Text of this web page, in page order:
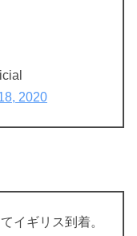
2020
イギリス到着。